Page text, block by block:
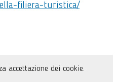
filiera-turistica/
accettazione dei cookie.